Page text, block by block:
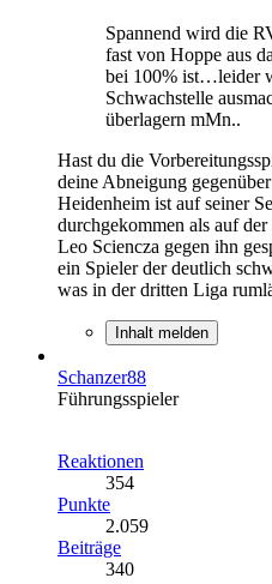
Spannend wird die
fast von Hoppe aus
bei 100% ist…leider
Schwachstelle
überlagern mMn..
Hast du die
deine Abneigung
Heidenheim ist auf seiner
durchgekommen als auf
Leo Sciencza gegen ihn
ein Spieler der deutlich
was in der dritten Liga
Inhalt melden
Schanzer88
Führungsspieler
Reaktionen
354
Punkte
2.059
Beiträge
340